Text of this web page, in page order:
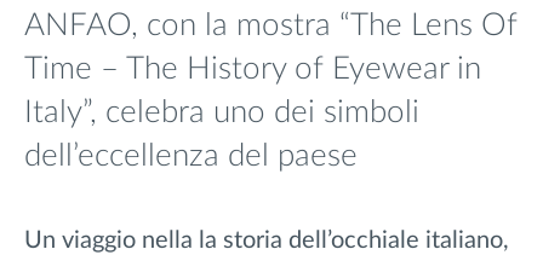
ANFAO, con la mostra “The Lens Of
Time – The History of Eyewear in
Italy”, celebra uno dei simboli
dell’eccellenza del paese
Un viaggio nella la storia dell’occhiale italiano,